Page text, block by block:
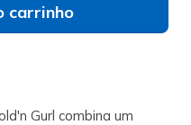
carrinho
Gurl combina um